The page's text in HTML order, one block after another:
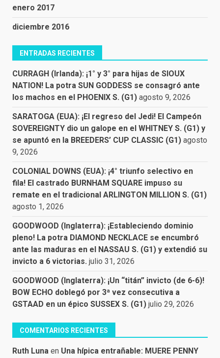
enero 2017
diciembre 2016
ENTRADAS RECIENTES
CURRAGH (Irlanda): ¡1° y 3° para hijas de SIOUX
NATION! La potra SUN GODDESS se consagró ante
los machos en el PHOENIX S. (G1) agosto 9, 2026
SARATOGA (EUA): ¡El regreso del Jedi! El Campeón
SOVEREIGNTY dio un galope en el WHITNEY S. (G1) y
se apuntó en la BREEDERS’ CUP CLASSIC (G1) agosto
9, 2026
COLONIAL DOWNS (EUA): ¡4° triunfo selectivo en
fila! El castrado BURNHAM SQUARE impuso su
remate en el tradicional ARLINGTON MILLION S. (G1)
agosto 1, 2026
GOODWOOD (Inglaterra): ¡Estableciendo dominio
pleno! La potra DIAMOND NECKLACE se encumbró
ante las maduras en el NASSAU S. (G1) y extendió su
invicto a 6 victorias. julio 31, 2026
GOODWOOD (Inglaterra): ¡Un “titán” invicto (de 6-6)!
BOW ECHO doblegó por 3ª vez consecutiva a
GSTAAD en un épico SUSSEX S. (G1) julio 29, 2026
COMENTARIOS RECIENTES
Ruth Luna en Una hípica entrañable: MUERE PENNY